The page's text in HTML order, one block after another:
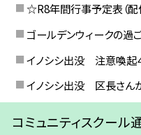
☆R8年間行事予定表（配
ゴールデンウィークの過
イノシシ出没 注意喚起
イノシシ出没 区長さん
コミュニティスクール